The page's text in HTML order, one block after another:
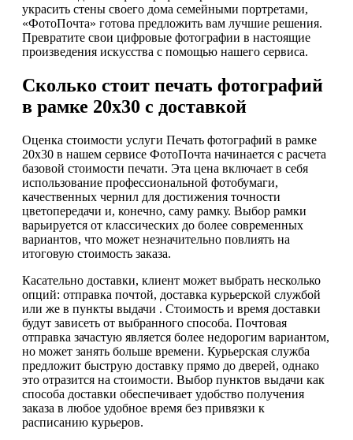
украсить стены своего дома семейными портретами,
«ФотоПочта» готова предложить вам лучшие решения.
Превратите свои цифровые фотографии в настоящие
произведения искусства с помощью нашего сервиса.
Сколько стоит печать фотографий
в рамке 20х30 с доставкой
Оценка стоимости услуги Печать фотографий в рамке
20х30 в нашем сервисе ФотоПочта начинается с расчета
базовой стоимости печати. Эта цена включает в себя
использование профессиональной фотобумаги,
качественных чернил для достижения точности
цветопередачи и, конечно, саму рамку. Выбор рамки
варьируется от классических до более современных
вариантов, что может незначительно повлиять на
итоговую стоимость заказа.
Касательно доставки, клиент может выбрать несколько
опций: отправка почтой, доставка курьерской службой
или же в пункты выдачи . Стоимость и время доставки
будут зависеть от выбранного способа. Почтовая
отправка зачастую является более недорогим вариантом,
но может занять больше времени. Курьерская служба
предложит быструю доставку прямо до дверей, однако
это отразится на стоимости. Выбор пунктов выдачи как
способа доставки обеспечивает удобство получения
заказа в любое удобное время без привязки к
расписанию курьеров.